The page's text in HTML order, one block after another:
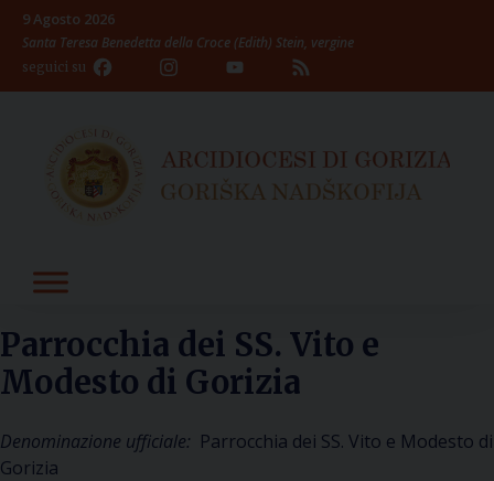
Skip
content
9 Agosto 2026
Santa Teresa Benedetta della Croce (Edith) Stein, vergine
seguici su Facebook InstagramYouTube
Channel
Parrocchia dei SS. Vito e
Modesto di Gorizia
Denominazione ufficiale: Parrocchia dei SS. Vito e Modesto di
Gorizia